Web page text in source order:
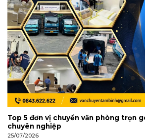
Top 5 đơn vị chuyển văn phòng trọn
chuyên nghiệp
25/07/2026